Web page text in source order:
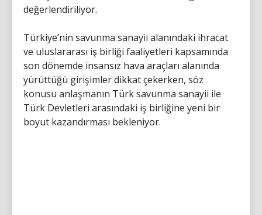
değerlendiriliyor.
Türkiye’nin savunma sanayii alanındaki ihracat
ve uluslararası iş birliği faaliyetleri kapsamında
son dönemde insansız hava araçları alanında
yürüttüğü girişimler dikkat çekerken, söz
konusu anlaşmanın Türk savunma sanayii ile
Türk Devletleri arasındaki iş birliğine yeni bir
boyut kazandırması bekleniyor.